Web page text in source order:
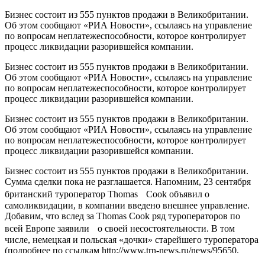
Бизнес состоит из 555 пунктов продажи в Великобритании.
Об этом сообщают «РИА Новости», ссылаясь на управление
по вопросам неплатежеспособности, которое контролирует
процесс ликвидации разорившейся компании.
Бизнес состоит из 555 пунктов продажи в Великобритании.
Об этом сообщают «РИА Новости», ссылаясь на управление
по вопросам неплатежеспособности, которое контролирует
процесс ликвидации разорившейся компании.
Бизнес состоит из 555 пунктов продажи в Великобритании.
Об этом сообщают «РИА Новости», ссылаясь на управление
по вопросам неплатежеспособности, которое контролирует
процесс ликвидации разорившейся компании.
Бизнес состоит из 555 пунктов продажи в Великобритании.
Сумма сделки пока не разглашается. Напомним, 23 сентября
британский туроператор Thomas Cook объявил о
самоликвидации, в компании введено внешнее управление.
Добавим, что вслед за Thomas Cook ряд туроператоров по
всей Европе заявили о своей несостоятельности. В том
числе, немецкая и польская «дочки» старейшего туроператора
(подробнее по ссылкам http://www.trn-news.ru/news/95650,